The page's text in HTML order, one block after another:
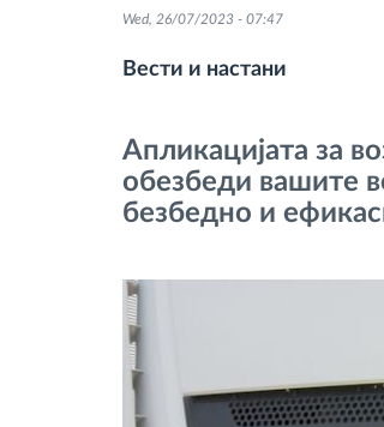
Контрола на пристап
Планирање и следење
Откријте ги сите
Wed, 26/07/2023 - 07:47
Вести и настани
Апликацијата за
обезбеди вашите
безбедно и